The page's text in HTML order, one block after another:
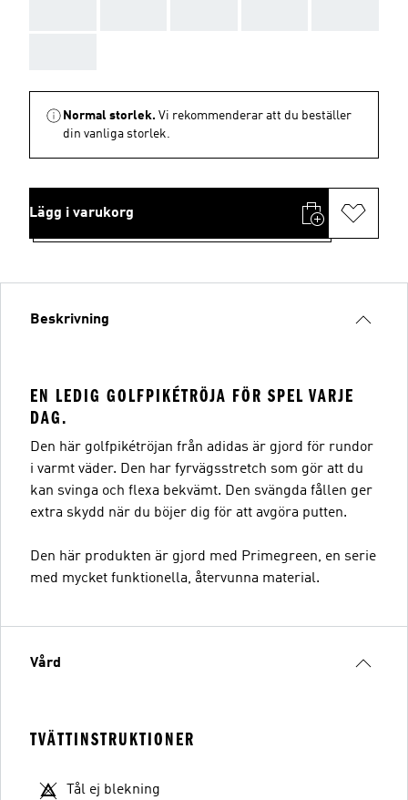
Normal storlek. Vi rekommenderar att du beställer
din vanliga storlek.
Lägg i varukorg
Beskrivning
EN LEDIG GOLFPIKÉTRÖJA FÖR SPEL VARJE
DAG.
Den här golfpikétröjan från adidas är gjord för rundor
i varmt väder. Den har fyrvägsstretch som gör att du
kan svinga och flexa bekvämt. Den svängda fållen ger
extra skydd när du böjer dig för att avgöra putten.
Den här produkten är gjord med Primegreen, en serie
med mycket funktionella, återvunna material.
Vård
TVÄTTINSTRUKTIONER
Tål ej blekning